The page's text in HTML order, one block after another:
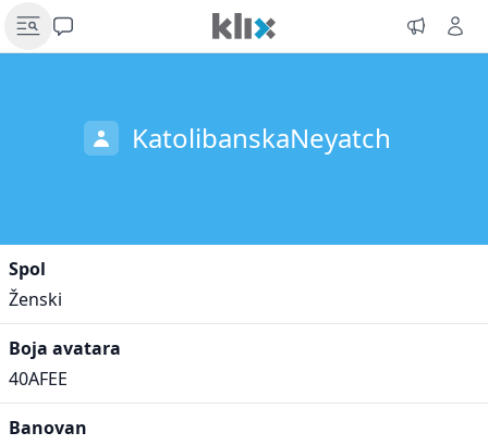
KatolibanskaNeyatch
Spol
Ženski
Boja avatara
40AFEE
Banovan